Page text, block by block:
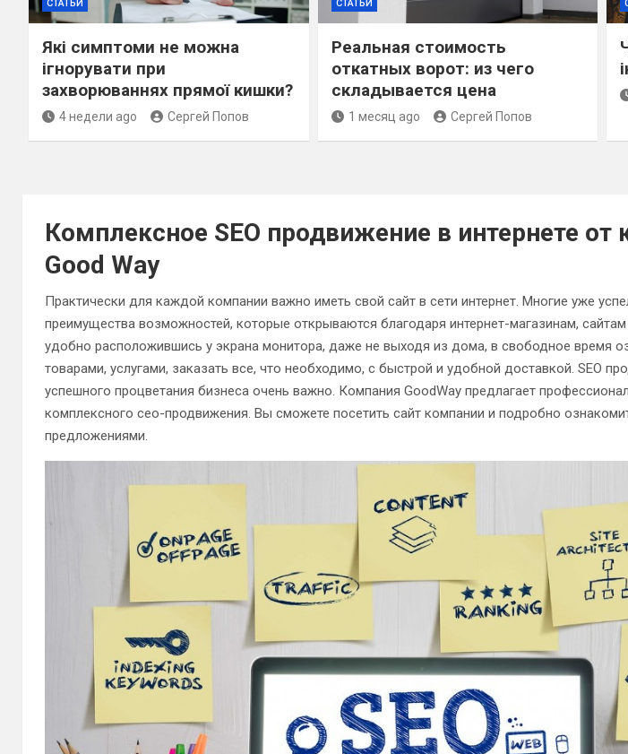
СТАТЬИ
Які симптоми не можна
ігнорувати при
захворюваннях прямої кишки?
4 недели ago Сергей Попов
СТАТЬИ
Реальная стоимость
откатных ворот: из чего
складывается цена
1 месяц ago Сергей Попов
Комплексное SEO продвижение в интернете от
Good Way
Практически для каждой компании важно иметь свой сайт в сети интернет. Многие уже
преимущества возможностей, которые открываются благодаря интернет-магазинам,
удобно расположившись у экрана монитора, даже не выходя из дома, в свободное время
товарами, услугами, заказать все, что необходимо, с быстрой и удобной доставкой. SEO
успешного процветания бизнеса очень важно. Компания GoodWay предлагает
комплексного сео-продвижения. Вы сможете посетить сайт компании и подробно
предложениями.